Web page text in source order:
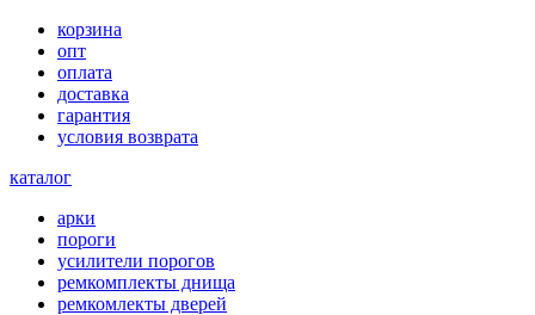
корзина
опт
оплата
доставка
гарантия
условия возврата
каталог
арки
пороги
усилители порогов
ремкомплекты днища
ремкомлекты дверей